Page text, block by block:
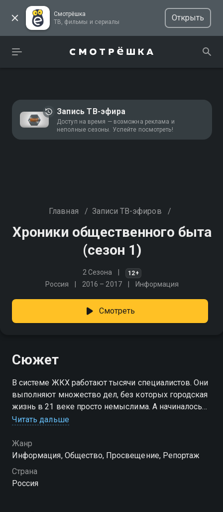
Смотрёшка
ТВ, фильмы и сериалы
Открыть
Запись ТВ-эфира
Доступ на время — возможна реклама и
неполные сезоны. Успейте посмотреть!
Главная / Записи ТВ-эфиров /
Хроники общественного быта
(сезон 1)
2 Сезона 12+
Россия 2016 – 2017 Информация
Смотреть
Сюжет
В системе ЖКХ работают тысячи специалистов. Они
выполняют множество дел, без которых городская
жизнь в 21 веке просто немыслима. А начиналось
все с обычных дворников, на плечи которых
догадываемся
Посмотреть онлайн 1 сезон сериала Хроники
общественного быта вы можете совершенно
Читать дальше
Жанр
Информация, Общество, Просвещение, Репортаж
Страна
Россия